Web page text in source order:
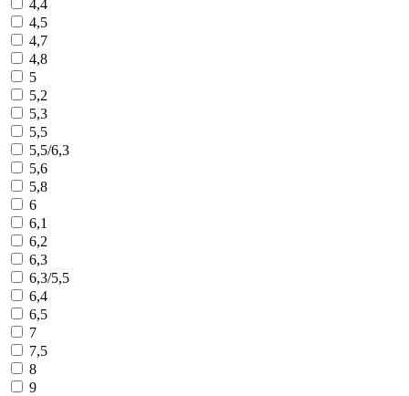
4,4
4,5
4,7
4,8
5
5,2
5,3
5,5
5,5/6,3
5,6
5,8
6
6,1
6,2
6,3
6,3/5,5
6,4
6,5
7
7,5
8
9